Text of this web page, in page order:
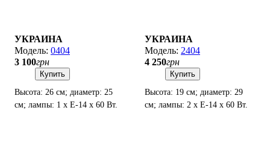
УКРАИНА
0404
3 100грн
Купить
Высота: 26 см; диаметр: 25
см; лампы: 1 х Е-14 х 60 Вт.
УКРАИНА
2404
4 250грн
Купить
Высота: 19 см; диаметр: 29
см; лампы: 2 х Е-14 х 60 Вт.